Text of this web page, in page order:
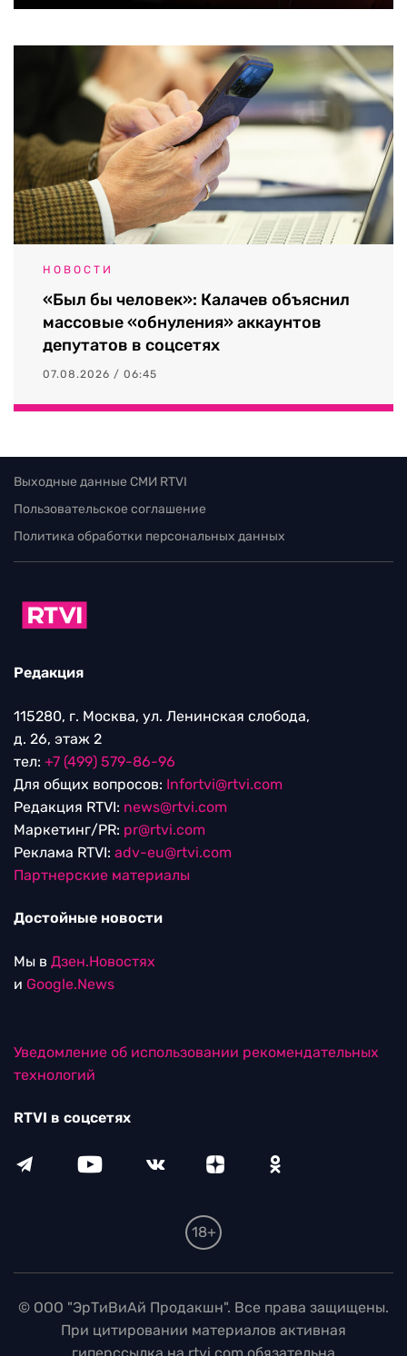
НОВОСТИ
«Был бы человек»: Калачев объяснил
массовые «обнуления» аккаунтов
депутатов в соцсетях
07.08.2026 / 06:45
Выходные данные СМИ RTVI
Пользовательское соглашение
Политика обработки персональных данных
Редакция
115280, г. Москва, ул. Ленинская слобода,
д. 26, этаж 2
тел: +7 (499) 579-86-96
Для общих вопросов: Infortvi@rtvi.com
Редакция RTVI: news@rtvi.com
Маркетинг/PR: pr@rtvi.com
Реклама RTVI: adv-eu@rtvi.com
Партнерские материалы
Достойные новости
Мы в Дзен.Новостях
и Google.News
Уведомление об использовании рекомендательных
технологий
RTVI в соцсетях
18+
© ООО "ЭрТиВиАй Продакшн". Все права защищены.
При цитировании материалов активная